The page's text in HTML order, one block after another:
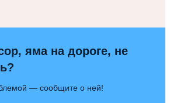
яма на дороге, не
— сообщите о ней!